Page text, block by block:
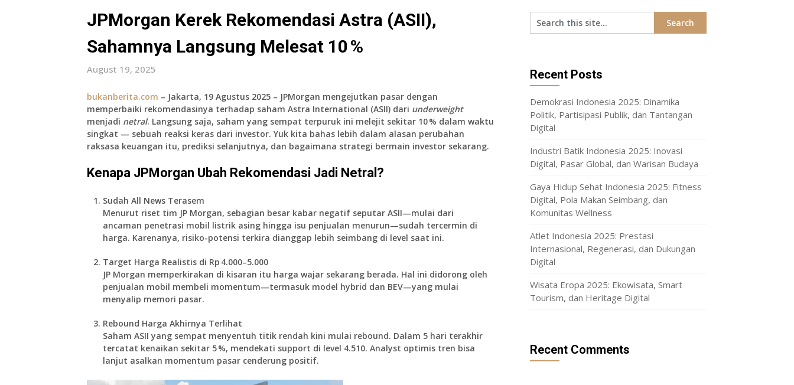
JPMorgan Kerek Rekomendasi Astra (ASII),
Sahamnya Langsung Melesat 10 %
August 19, 2025
bukanberita.com – Jakarta, 19 Agustus 2025 – JPMorgan mengejutkan pasar dengan
memperbaiki rekomendasinya terhadap saham Astra International (ASII) dari underweight
menjadi netral. Langsung saja, saham yang sempat terpuruk ini melejit sekitar 10 % dalam waktu
singkat — sebuah reaksi keras dari investor. Yuk kita bahas lebih dalam alasan perubahan
raksasa keuangan itu, prediksi selanjutnya, dan bagaimana strategi bermain investor sekarang.
Kenapa JPMorgan Ubah Rekomendasi Jadi Netral?
Sudah All News Terasem
Menurut riset tim JP Morgan, sebagian besar kabar negatif seputar ASII—mulai dari
ancaman penetrasi mobil listrik asing hingga isu penjualan menurun—sudah tercermin di
harga. Karenanya, risiko-potensi terkira dianggap lebih seimbang di level saat ini.
Target Harga Realistis di Rp 4.000–5.000
JP Morgan memperkirakan di kisaran itu harga wajar sekarang berada. Hal ini didorong oleh
penjualan mobil membeli momentum—termasuk model hybrid dan BEV—yang mulai
menyalip memori pasar.
Rebound Harga Akhirnya Terlihat
Saham ASII yang sempat menyentuh titik rendah kini mulai rebound. Dalam 5 hari terakhir
tercatat kenaikan sekitar 5 %, mendekati support di level 4.510. Analyst optimis tren bisa
lanjut asalkan momentum pasar cenderung positif.
Recent Posts
Demokrasi Indonesia 2025: Dinamika
Politik, Partisipasi Publik, dan Tantangan
Digital
Industri Batik Indonesia 2025: Inovasi
Digital, Pasar Global, dan Warisan Budaya
Gaya Hidup Sehat Indonesia 2025: Fitness
Digital, Pola Makan Seimbang, dan
Komunitas Wellness
Atlet Indonesia 2025: Prestasi
Internasional, Regenerasi, dan Dukungan
Digital
Wisata Eropa 2025: Ekowisata, Smart
Tourism, dan Heritage Digital
Recent Comments